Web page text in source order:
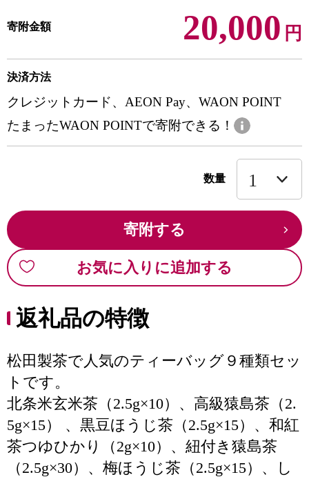
寄附金額 20,000 円
決済方法
クレジットカード、AEON Pay、WAON POINT
たまったWAON POINTで寄附できる！
数量
寄附する
お気に入りに追加する
返礼品の特徴
松田製茶で人気のティーバッグ９種類セッ
トです。
北条米玄米茶（2.5g×10）、高級猿島茶（2.
5g×15） 、黒豆ほうじ茶（2.5g×15）、和紅
茶つゆひかり（2g×10）、紐付き猿島茶
（2.5g×30）、梅ほうじ茶（2.5g×15）、し